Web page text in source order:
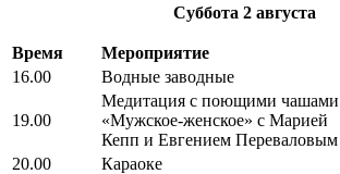
Суббота 2 августа
Время Мероприятие
16.00
Водные заводные
19.00
Медитация с поющими чашами
«Мужское-женское» с Марией
Кепп и Евгением Переваловым
20.00 Караоке